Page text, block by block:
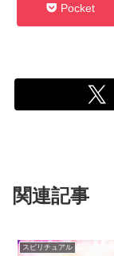
Pocket
関連記事
スピリチュアル